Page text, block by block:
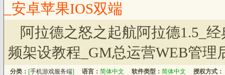
_安卓苹果IOS双端
阿拉德之怒之起航阿拉德1.5_
频架设教程_GM总运营WEB管理
分类： [手机游戏服务端] 语言： 简体中文 软件类型： 简体中文 授权方式：